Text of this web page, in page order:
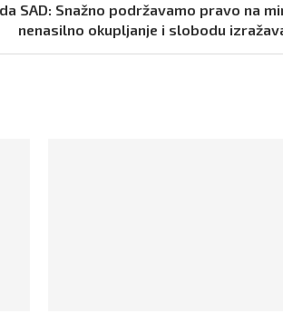
SAD: Snažno podržavamo pravo na
nenasilno okupljanje i slobodu